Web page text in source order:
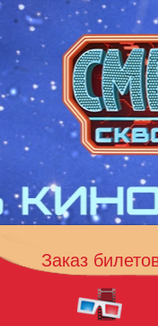
Заказ